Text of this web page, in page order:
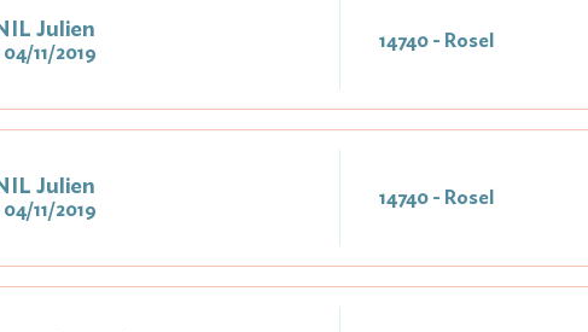
Julien
04/11/2019
14740 - Rosel
Julien
04/11/2019
14740 - Rosel